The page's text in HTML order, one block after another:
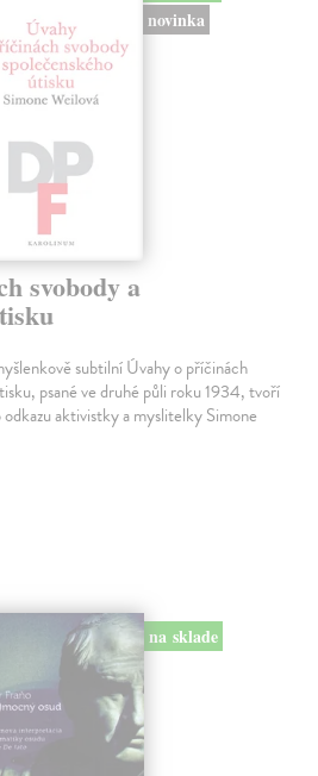
novinka
svobody a
subtilní Úvahy o příčinách
psané ve druhé půli roku 1934, tvoří
aktivistky a myslitelky Simone
na sklade